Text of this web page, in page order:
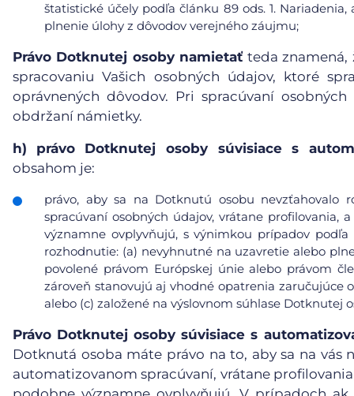
štatistické účely podľa článku 89 ods. 1.
plnenie úlohy z dôvodov verejného záujmu;
Právo Dotknutej osoby namietaťteda znamená,
spracovaniu Vašich osobných údajov, ktoré
oprávnených dôvodov. Pri spracúvaní
obdržaní námietky.
h)
právo Dotknutej osoby súvisiace s
obsahom je:
právo, aby sa na Dotknutú osobu nevzťahovalo
spracúvaní osobných údajov, vrátane
významne ovplyvňujú, s výnimkou prípadov
rozhodnutie: (a) nevyhnutné na uzavretie alebo
povolené právom Európskej únie alebo právom
zároveň stanovujú aj vhodné opatrenia zaručujúce
alebo (c) založené na výslovnom súhlase Dotknutej
Právo Dotknutej osoby súvisiace s
Dotknutá osoba máte právo na to, aby sa na vás
automatizovanom spracúvaní, vrátane